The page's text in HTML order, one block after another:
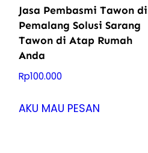
Jasa Pembasmi Tawon di
Pemalang Solusi Sarang
Tawon di Atap Rumah
Anda
Rp100.000
AKU MAU PESAN